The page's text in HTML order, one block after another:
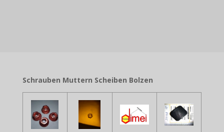
Schrauben Muttern Scheiben Bolzen